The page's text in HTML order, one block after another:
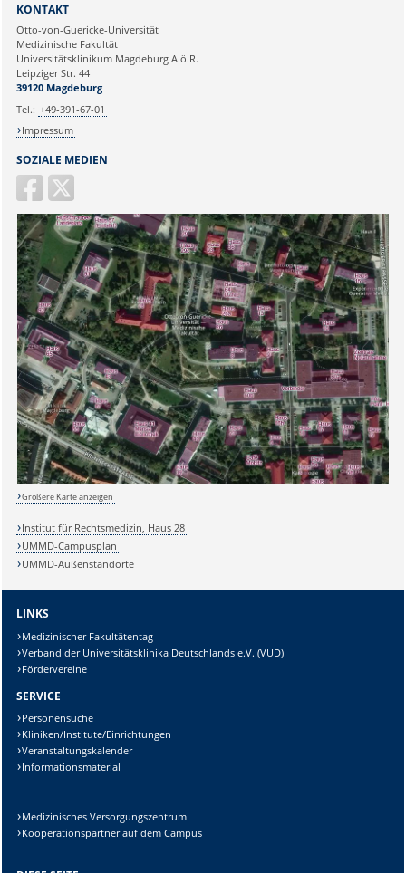
Ihre E-Mailadresse:
Ihr Anliegen:
Sicherheitsabfrage:
Lösung:
SOZIALE MEDIEN
KONTAKT
Otto-von-Guericke-Universität
Medizinische Fakultät
Universitätsklinikum Magdeburg A.ö.R.
Leipziger Str. 44
39120 Magdeburg
Tel.: +49-391-67-01
Impressum
Größere Karte anzeigen
Institut für Rechtsmedizin, Haus 28
UMMD-Campusplan
UMMD-Außenstandorte
LINKS
Medizinischer Fakultätentag
Verband der Universitätsklinika Deutschlands e.V. (VUD)
Fördervereine
SERVICE
Personensuche
Kliniken/Institute/Einrichtungen
Veranstaltungskalender
Informationsmaterial
Medizinisches Versorgungszentrum
Kooperationspartner auf dem Campus